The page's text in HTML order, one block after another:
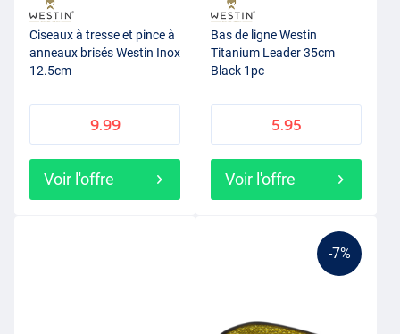
Ciseaux à tresse et pince à
anneaux brisés Westin Inox
12.5cm
9.99
Voir l'offre
Bas de ligne Westin
Titanium Leader 35cm
Black 1pc
5.95
Voir l'offre
-7%